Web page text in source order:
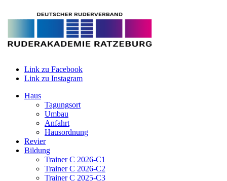
Link zu Facebook
Link zu Instagram
Haus
Tagungsort
Umbau
Anfahrt
Hausordnung
Revier
Bildung
Trainer C 2026-C1
Trainer C 2026-C2
Trainer C 2025-C3